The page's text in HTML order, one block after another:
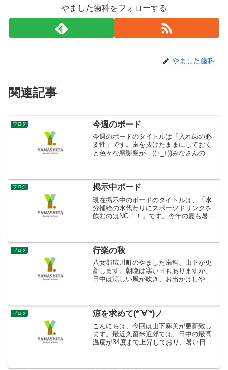
やました歯科をフォローする
やました歯科
関連記事
ブログ 今週のボード
今週のボードのタイトルは「入れ歯の必
要性」です。歯を抜けたままにしておく
と色々な悪影響が…((+_+))みなさんのお
(カウンセリング)の時間を設け、患者様も
一緒に治療計...
ブログ 掲示中ボード
現在掲示中のボードのタイトルは、「水
分補給の水代わりにスポーツドリンクを
飲むのはNG！！」です。今年の夏も暑か
予防で大事なことの1つ...
ブログ 行楽の秋
八女郡広川町のやました歯科、山下が更
新します。朝晩は寒い日もありますが、
日中は涼しい風が吹き、お出かけしやす
エが思い出せませんが...
ブログ 涼を求めて(*´∀`*)ノ
こんにちは、今回は山下麻美が更新致し
ます。最近久留米近郊では、日中の最高
温度が34度まで上昇しており、暑い日が
と連発。どうしようか迷った末、夜須高